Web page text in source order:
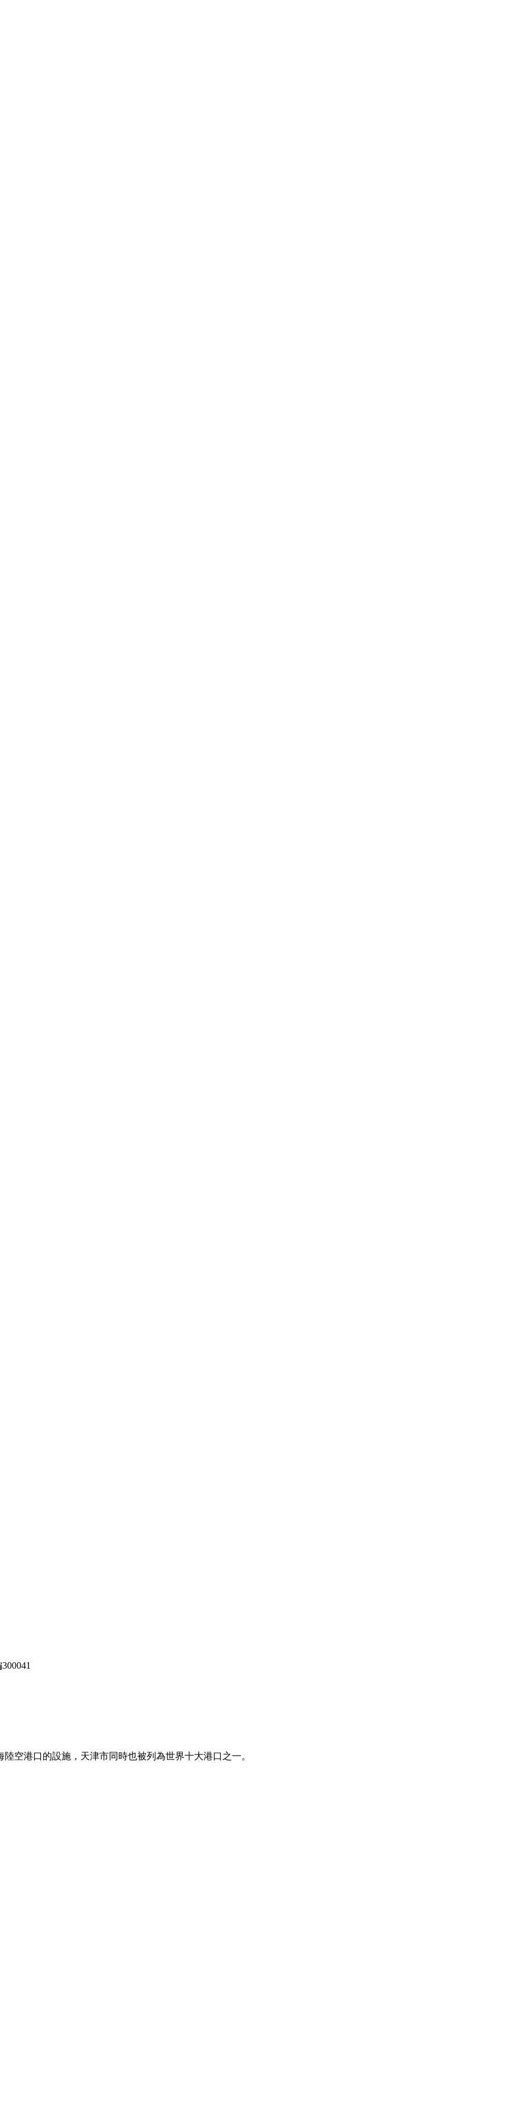
空港口的設施，天津市同時也被列為世界十大港口之一。